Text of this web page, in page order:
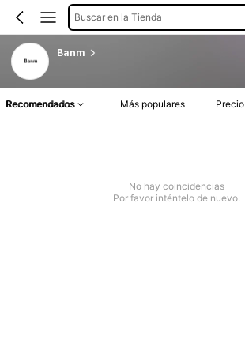
Buscar en la Tienda
Banm
Recomendados Más populares Precio
No hay coincidencias
Por favor inténtelo de nuevo.